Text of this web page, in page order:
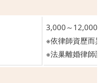
3,000～12,000元
※依律師資歷而異
※法巢離婚律師諮